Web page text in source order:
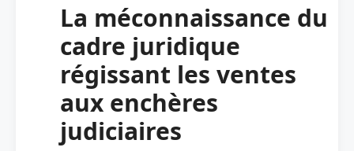
La méconnaissance du
cadre juridique
régissant les ventes
aux enchères
judiciaires